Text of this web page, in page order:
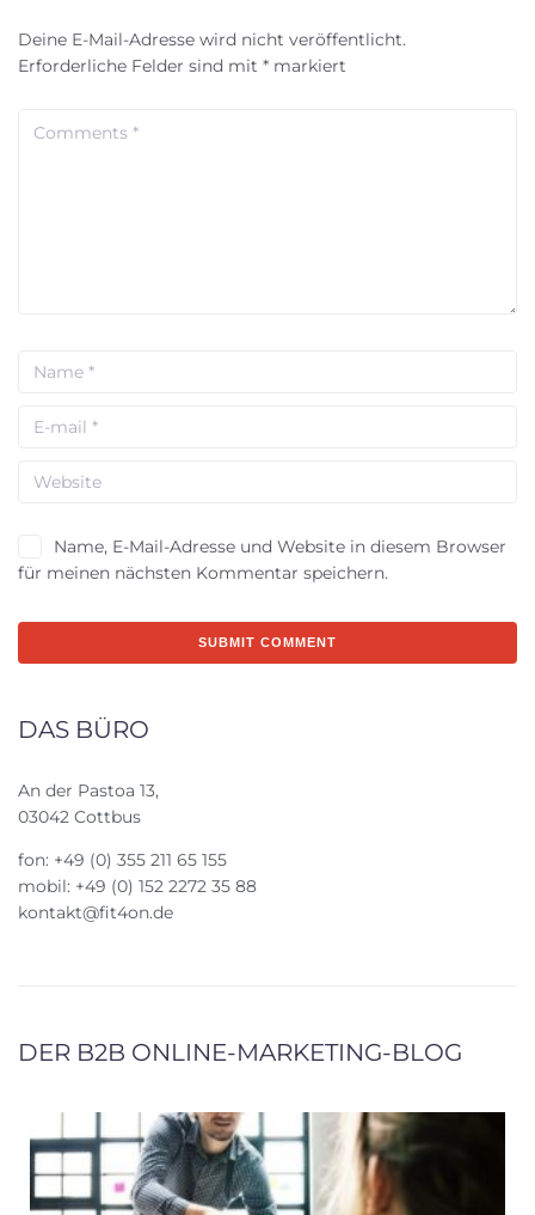
Deine E-Mail-Adresse wird nicht veröffentlicht.
Erforderliche Felder sind mit * markiert
Name, E-Mail-Adresse und Website in diesem Browser
für meinen nächsten Kommentar speichern.
DAS BÜRO
An der Pastoa 13,
03042 Cottbus
fon: +49 (0) 355 211 65 155
mobil: +49 (0) 152 2272 35 88
kontakt@fit4on.de
DER B2B ONLINE-MARKETING-BLOG